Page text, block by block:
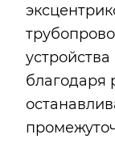
благодаря